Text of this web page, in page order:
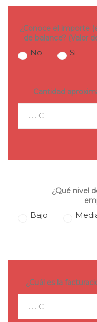
¿Conoce el importe
de balance? (Valor
No Si
Cantidad
¿Qué nivel
Bajo
¿Cuál es la